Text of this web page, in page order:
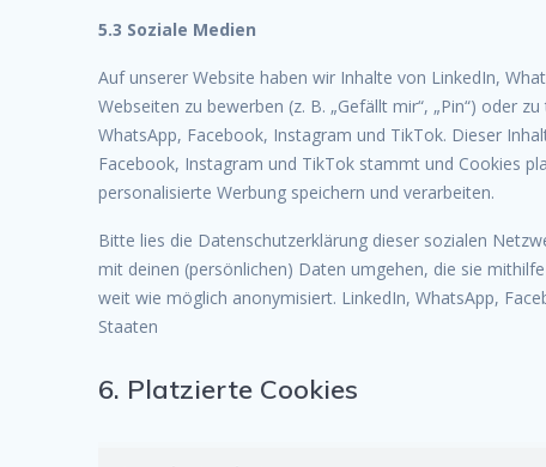
5.3 Soziale Medien
Auf unserer Website haben wir Inhalte von LinkedIn,
Webseiten zu bewerben (z. B. „Gefällt mir“, „Pin“) oder
WhatsApp, Facebook, Instagram und TikTok. Dieser
Facebook, Instagram und TikTok stammt und Cookies
personalisierte Werbung speichern und verarbeiten.
Bitte lies die Datenschutzerklärung dieser sozialen
mit deinen (persönlichen) Daten umgehen, die sie
weit wie möglich anonymisiert. LinkedIn, WhatsApp,
Staaten
6. Platzierte Cookies